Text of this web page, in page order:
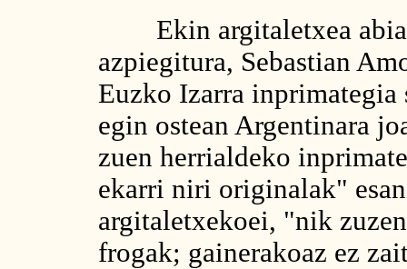
Ekin argitaletxea
azpiegitura, Sebastian
Euzko Izarra
egin ostean Argentinara
zuen herrialdeko
ekarri niri originalak"
argitaletxekoei, "nik
frogak; gainerakoaz ez